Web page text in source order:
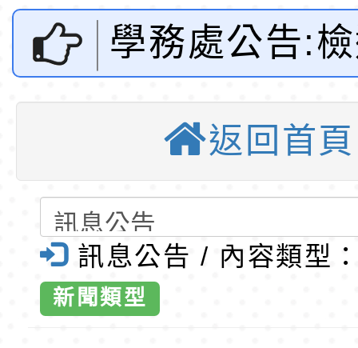
心」，請退休同仁踴
動時代中的好老師：
教師韌性
轉環境部「淨零綠領
程」
轉農業部桃園區農業
「115年食農教育專
訓練課程」，歡迎已
育專業人員資格者報
錄取公告-桃園市桃
民小學115學年度「
理人員」甄選
東門國小115學年度
梯特教代課教師甄選
公告(尚有缺額)
錄取公告-桃園市桃
民小學115學年度「
班教師助理員」甄選
東門國小115學年度
梯特教代理教師甄選
公告(尚有缺額)
特殊教育學生及幼兒
明手冊(修訂版)與學
轉知臺中市政府政風
學務處公告:
市教育局委
小辦理「
第13屆國中
及化運動計
返回首頁
訊息公告 / 內容類型
新聞類型